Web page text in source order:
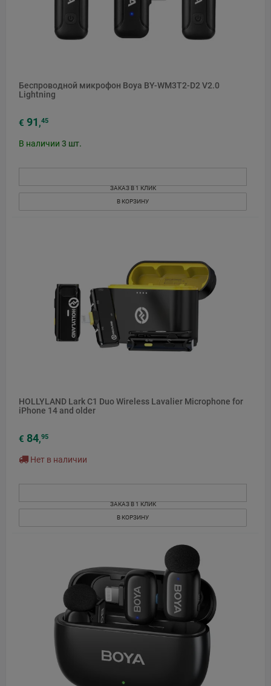
Беспроводной микрофон Boya BY-WM3T2-D2 V2.0
Lightning
€ 91 ,45
В наличии 3 шт.
ЗАКАЗ В 1 КЛИК
В КОРЗИНУ
HOLLYLAND Lark C1 Duo Wireless Lavalier Microphone for
iPhone 14 and older
€ 84,95
Нет в наличии
ЗАКАЗ В 1 КЛИК
В КОРЗИНУ